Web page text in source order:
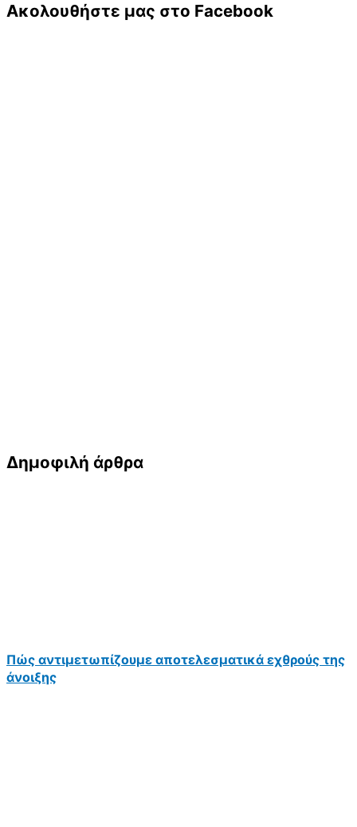
Ακολουθήστε μας στο Facebook
Δημοφιλή άρθρα
Πώς αντιμετωπίζουμε αποτελεσματικά εχθρούς της
άνοιξης